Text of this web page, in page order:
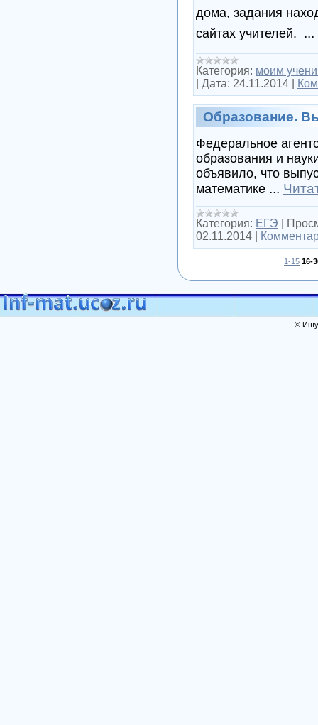
дома, задания
сайтах учителей. ...
Категория: моим
Дата: 24.11.2014
Образование.
Федеральное
образования и
объявило, что
математике ...
Категория: ЕГЭ
02.11.2014
1-15 16-
©